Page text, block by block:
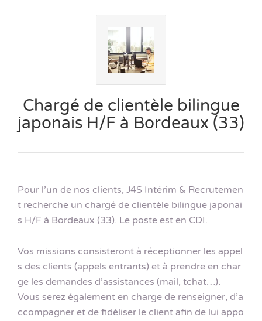
Chargé de clientèle bilingue
japonais H/F à Bordeaux (33)
Pour l’un de nos clients, J4S Intérim & Recrutemen
t recherche un chargé de clientèle bilingue japonai
s H/F à Bordeaux (33). Le poste est en CDI.
Vos missions consisteront à réceptionner les appel
s des clients (appels entrants) et à prendre en char
ge les demandes d’assistances (mail, tchat…).
Vous serez également en charge de renseigner, d’a
ccompagner et de fidéliser le client afin de lui appo